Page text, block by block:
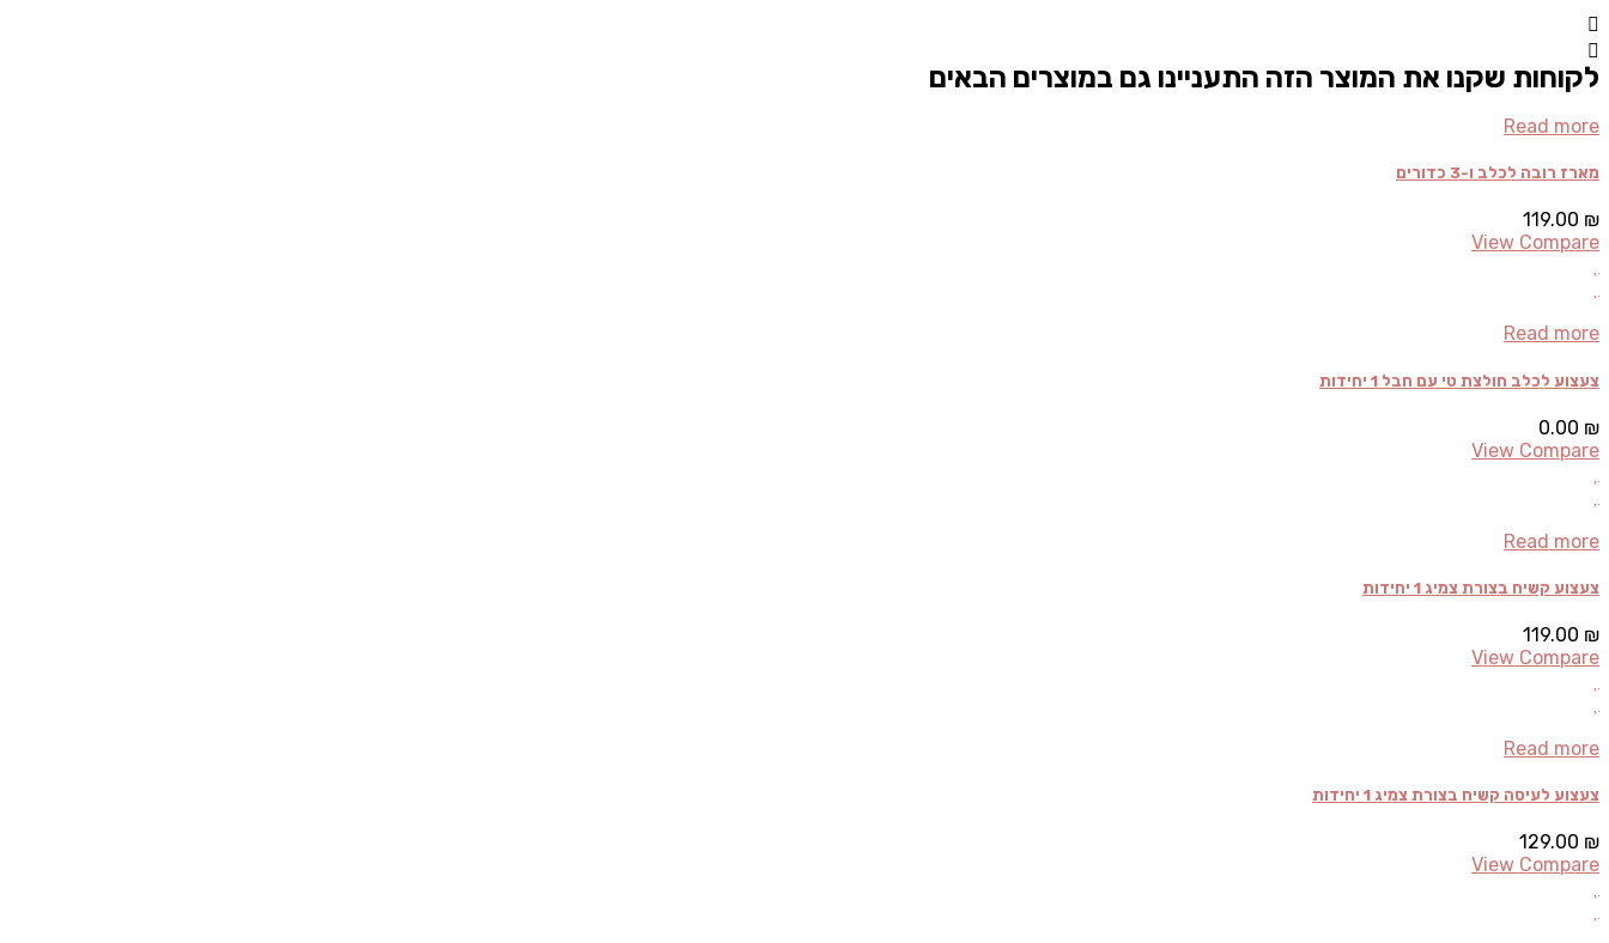
לקוחות שקנו את המוצר הזה התעניינו גם במוצרים הבאים
Read more
מארז רובה לכלב ו-3 כדורים
119.00 ₪
View Compare
Read more
צעצוע לכלב חולצת טי עם חבל 1 יחידות
0.00 ₪
View Compare
Read more
צעצוע קשיח בצורת צמיג 1 יחידות
119.00 ₪
View Compare
Read more
צעצוע לעיסה קשיח בצורת צמיג 1 יחידות
129.00 ₪
View Compare